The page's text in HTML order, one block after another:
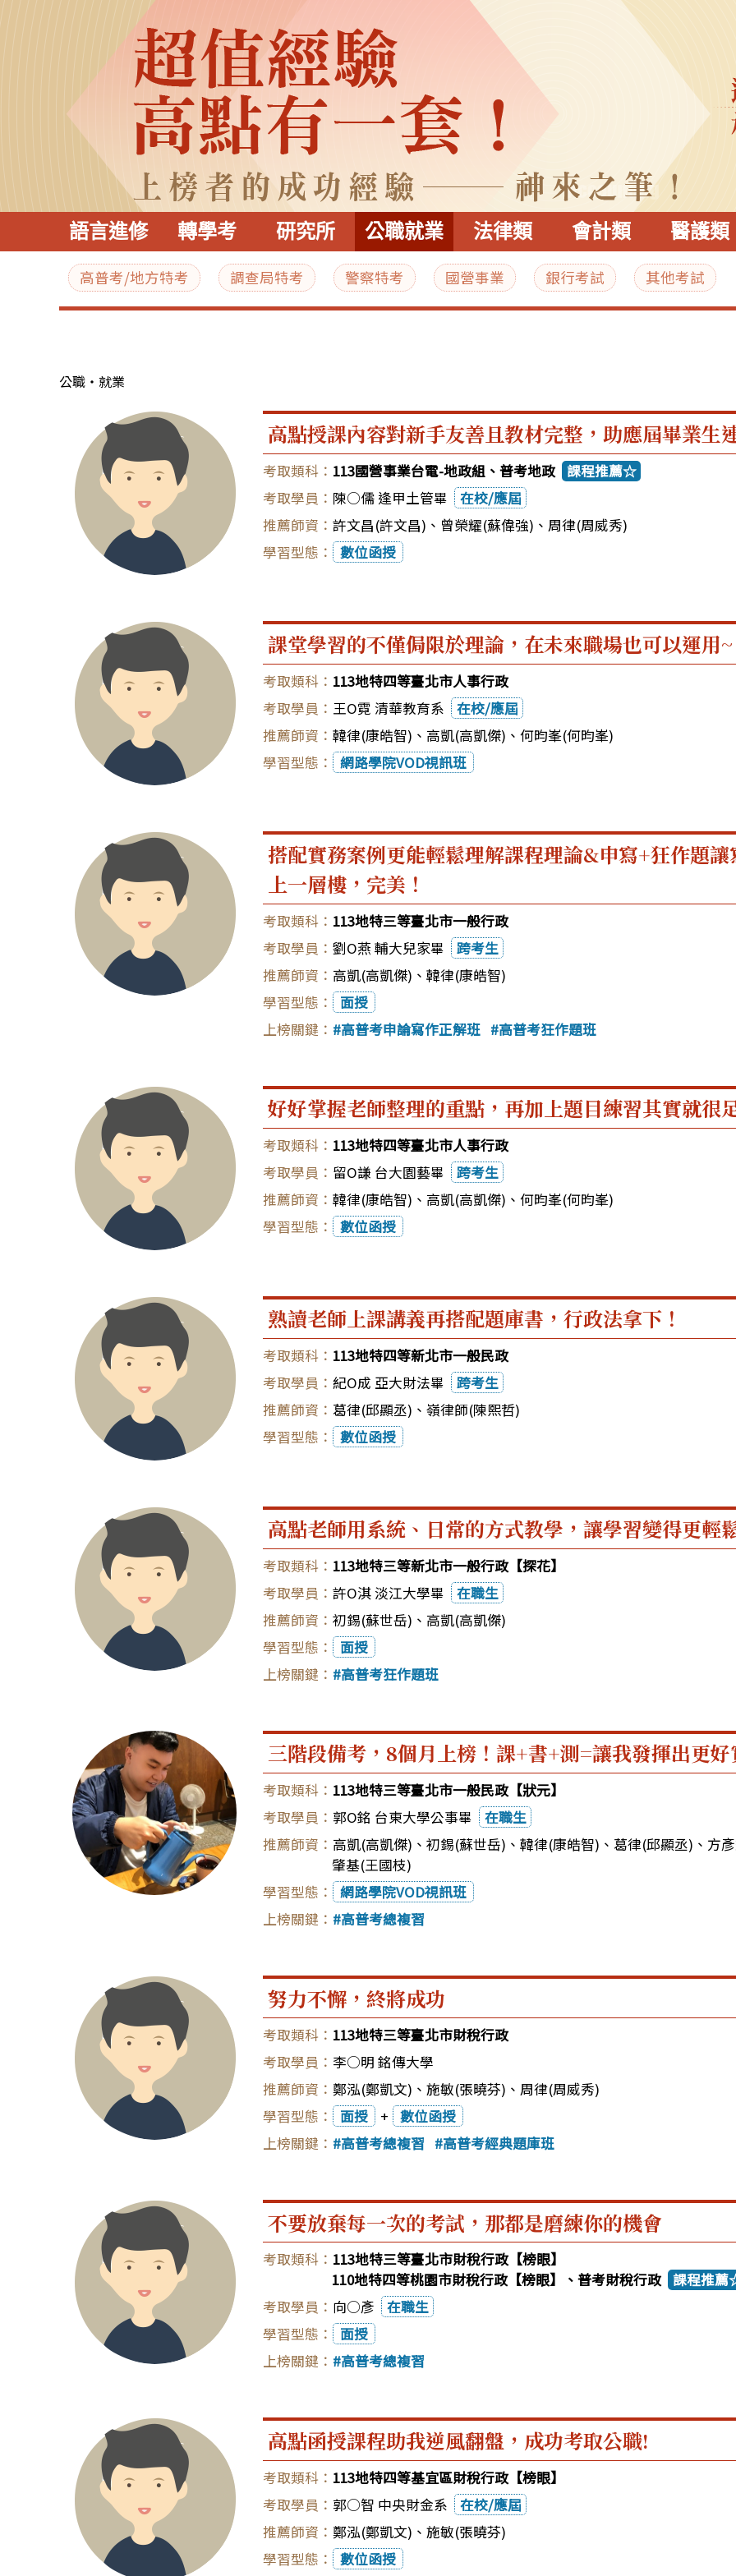
語言進修 轉學考 研究所 公職就業 法律類 會計類 醫護類
高普考/地方特考 調查局特考 警察特考 國營事業 銀行考試 其他考試
公職‧就業
高點授課內容對新手友善且教材完整，助應屆畢業生
113國營事業台電-地政組、普考地政 課程推薦☆
陳○儒 逢甲土管畢
在校/應屆
許文昌(許文昌) 、 曾榮耀(蘇偉強) 、 周律(周威秀)
數位函授
課堂學習的不僅侷限於理論，在未來職場也可以運用~
113地特四等臺北市人事行政
王O霓 清華教育系
在校/應屆
韓律(康皓智) 、 高凱(高凱傑) 、 何昀峯(何昀峯)
網路學院VOD視訊班
搭配實務案例更能輕鬆理解課程理論&申寫+狂作題讓
上一層樓，完美！
113地特三等臺北市一般行政
劉O燕 輔大兒家畢
跨考生
高凱(高凱傑) 、 韓律(康皓智)
面授
高普考申論寫作正解班
高普考狂作題班
好好掌握老師整理的重點，再加上題目練習其實就很
113地特四等臺北市人事行政
留O謙 台大園藝畢
跨考生
韓律(康皓智) 、 高凱(高凱傑) 、 何昀峯(何昀峯)
數位函授
熟讀老師上課講義再搭配題庫書，行政法拿下！
113地特四等新北市一般民政
紀O成 亞大財法畢
跨考生
葛律(邱顯丞) 、 嶺律師(陳熙哲)
數位函授
高點老師用系統、日常的方式教學，讓學習變得更輕
113地特三等新北市一般行政【探花】
許O淇 淡江大學畢
在職生
初錫(蘇世岳) 、 高凱(高凱傑)
面授
高普考狂作題班
三階段備考，8個月上榜！課+書+測=讓我發揮出更好
113地特三等臺北市一般民政【狀元】
郭O銘 台東大學公事畢
在職生
高凱(高凱傑) 、 初錫(蘇世岳) 、 韓律(康皓智) 、 葛律(邱顯丞) 、 方
肇基(王國枝)
網路學院VOD視訊班
高普考總複習
努力不懈，終將成功
113地特三等臺北市財稅行政
李○明 銘傳大學
鄭泓(鄭凱文) 、 施敏(張曉芬) 、 周律(周威秀)
面授
+
數位函授
高普考總複習
高普考經典題庫班
不要放棄每一次的考試，那都是磨練你的機會
113地特三等臺北市財稅行政【榜眼】
110地特四等桃園市財稅行政【榜眼】、普考財稅行政 課程推
向○彥
在職生
面授
高普考總複習
高點函授課程助我逆風翻盤，成功考取公職!
113地特四等基宜區財稅行政【榜眼】
郭○智 中央財金系
在校/應屆
鄭泓(鄭凱文) 、 施敏(張曉芬)
數位函授